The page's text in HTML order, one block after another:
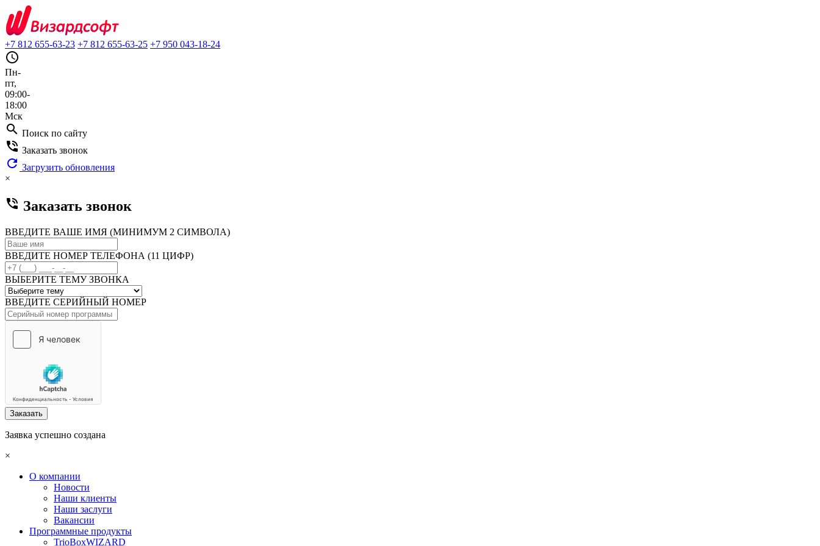
+7 812 655-63-23 +7 812 655-63-25 +7 950 043-18-24
query_builder
Пн-
пт,
09:00-
18:00
Мск
search Поиск по сайту
phone_in_talk Заказать звонок
refresh Загрузить обновления
×
phone_in_talk Заказать звонок
ВВЕДИТЕ ВАШЕ ИМЯ (МИНИМУМ 2 СИМВОЛА)
ВВЕДИТЕ НОМЕР ТЕЛЕФОНА (11 ЦИФР)
ВЫБЕРИТЕ ТЕМУ ЗВОНКА
ВВЕДИТЕ СЕРИЙНЫЙ НОМЕР
Заказать
Заявка успешно создана
×
О компании
Новости
Наши клиенты
Наши заслуги
Вакансии
Программные продукты
TrioBoxWIZARD